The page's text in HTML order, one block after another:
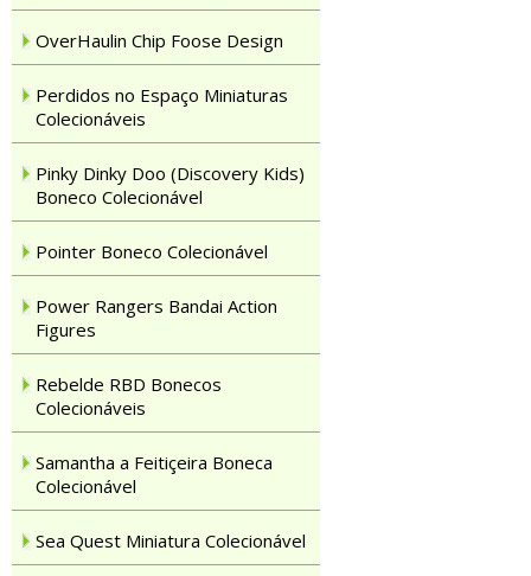
OverHaulin Chip Foose Design
Perdidos no Espaço Miniaturas
Colecionáveis
Pinky Dinky Doo (Discovery Kids)
Boneco Colecionável
Pointer Boneco Colecionável
Power Rangers Bandai Action
Figures
Rebelde RBD Bonecos
Colecionáveis
Samantha a Feitiçeira Boneca
Colecionável
Sea Quest Miniatura Colecionável